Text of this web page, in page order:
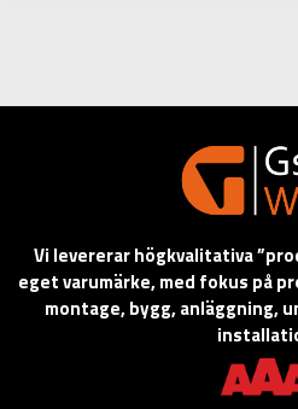
Vi levererar högkvalitativa
eget varumärke, med fokus på
montage, bygg, anläggning,